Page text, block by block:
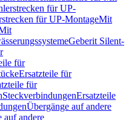
für UP-
für UP-MontageMit
Geberit Silent-
für
Ersatzteile für
für
SteckverbindungenErsatzteile
Übergänge auf andere
auf andere